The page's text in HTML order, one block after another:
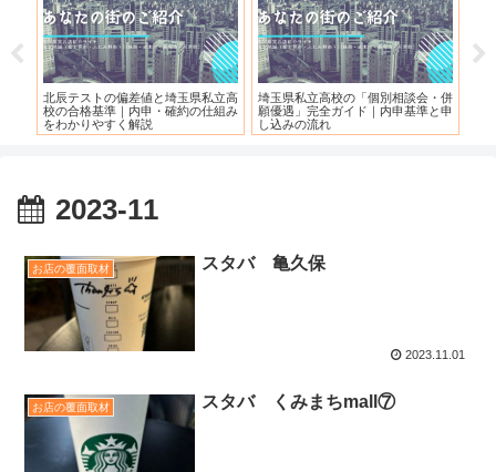
北辰テストの偏差値と埼玉県私立高
校の合格基準｜内申・確約の仕組み
をわかりやすく解説
埼玉県私立高校の「個別相談会・併
願優遇」完全ガイド｜内申基準と申
し込みの流れ
2023-11
お店の覆面取材 スタバ 亀久保
2023.11.01
お店の覆面取材 スタバ くみまちmall⑦